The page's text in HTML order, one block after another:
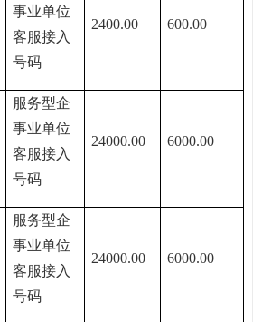
事业单位
客服接入
号码
2400.00 600.00
服务型企
事业单位
客服接入
号码
24000.00 6000.00
服务型企
事业单位
客服接入
号码
24000.00 6000.00